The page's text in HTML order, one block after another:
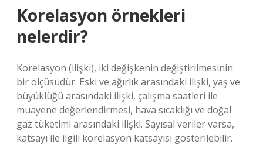
Korelasyon örnekleri
nelerdir?
Korelasyon (ilişki), iki değişkenin değiştirilmesinin
bir ölçüsüdür. Eski ve ağırlık arasındaki ilişki, yaş ve
büyüklüğü arasındaki ilişki, çalışma saatleri ile
muayene değerlendirmesi, hava sıcaklığı ve doğal
gaz tüketimi arasındaki ilişki. Sayısal veriler varsa,
katsayı ile ilgili korelasyon katsayısı gösterilebilir.